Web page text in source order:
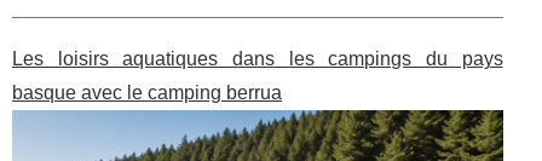
Les loisirs aquatiques dans les campings du pays
basque avec le camping berrua